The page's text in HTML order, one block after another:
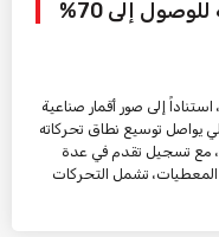
إلى 70%
إلى صور أقمار صناعية
يواصل توسيع نطاق تحركاته
مع تسجيل تقدم في عدة
تشمل التحركات